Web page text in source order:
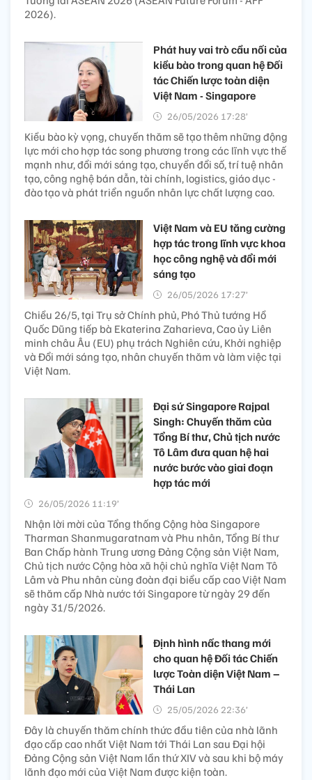
2026).
Phát huy vai trò cầu nối của
kiều bào trong quan hệ Đối
tác Chiến lược toàn diện
Việt Nam - Singapore
26/05/2026 17:28’
Kiều bào kỳ vọng, chuyến thăm sẽ tạo thêm những động
lực mới cho hợp tác song phương trong các lĩnh vực thế
mạnh như, đổi mới sáng tạo, chuyển đổi số, trí tuệ nhân
tạo, công nghệ bán dẫn, tài chính, logistics, giáo dục -
đào tạo và phát triển nguồn nhân lực chất lượng cao.
Việt Nam và EU tăng cường
hợp tác trong lĩnh vực khoa
học công nghệ và đổi mới
sáng tạo
26/05/2026 17:27’
Chiều 26/5, tại Trụ sở Chính phủ, Phó Thủ tướng Hồ
Quốc Dũng tiếp bà Ekaterina Zaharieva, Cao ủy Liên
minh châu Âu (EU) phụ trách Nghiên cứu, Khởi nghiệp
và Đổi mới sáng tạo, nhân chuyến thăm và làm việc tại
Việt Nam.
Đại sứ Singapore Rajpal
Singh: Chuyến thăm của
Tổng Bí thư, Chủ tịch nước
Tô Lâm đưa quan hệ hai
nước bước vào giai đoạn
hợp tác mới
26/05/2026 11:19’
Nhận lời mời của Tổng thống Cộng hòa Singapore
Tharman Shanmugaratnam và Phu nhân, Tổng Bí thư
Ban Chấp hành Trung ương Đảng Cộng sản Việt Nam,
Chủ tịch nước Cộng hòa xã hội chủ nghĩa Việt Nam Tô
Lâm và Phu nhân cùng đoàn đại biểu cấp cao Việt Nam
sẽ thăm cấp Nhà nước tới Singapore từ ngày 29 đến
ngày 31/5/2026.
Định hình nấc thang mới
cho quan hệ Đối tác Chiến
lược Toàn diện Việt Nam –
Thái Lan
25/05/2026 22:36’
Đây là chuyến thăm chính thức đầu tiên của nhà lãnh
đạo cấp cao nhất Việt Nam tới Thái Lan sau Đại hội
Đảng Cộng sản Việt Nam lần thứ XIV và sau khi bộ máy
lãnh đạo mới của Việt Nam được kiện toàn.